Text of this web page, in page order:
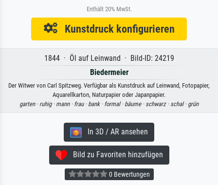
Enthält 20% MwSt.
Kunstdruck konfigurieren
1844 · Öl auf Leinwand · Bild-ID: 24219
Biedermeier
Der Witwer von Carl Spitzweg. Verfügbar als Kunstdruck auf Leinwand, Fotopapier,
Aquarellkarton, Naturpapier oder Japanpapier.
garten · ruhig · mann · frau · bank · formal · bäume · schwarz · schal · grün
In 3D / AR ansehen
Bild zu Favoriten hinzufügen
0 Bewertungen